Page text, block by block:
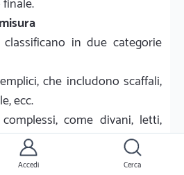
in due categorie
che includono scaffali,
ecc.
come divani, letti,
a Brindisi
Accedi Cerca